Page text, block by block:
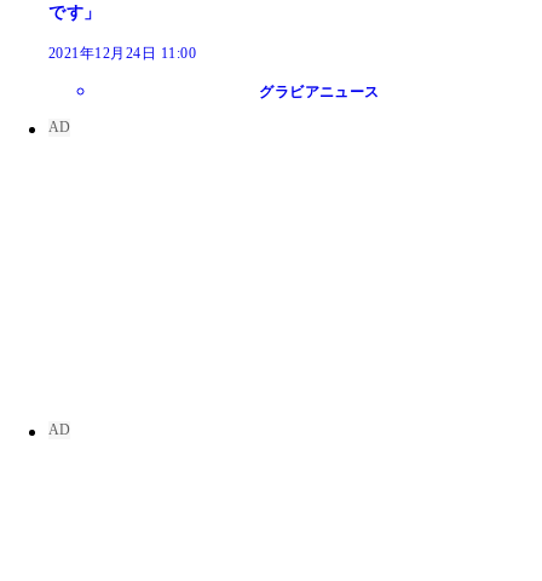
です」
2021年12月24日 11:00
グラビアニュース